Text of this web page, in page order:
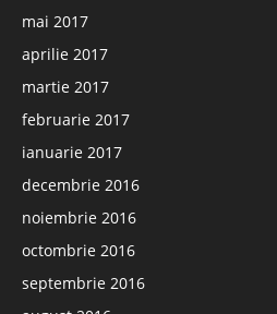
mai 2017
aprilie 2017
martie 2017
februarie 2017
ianuarie 2017
decembrie 2016
noiembrie 2016
octombrie 2016
septembrie 2016